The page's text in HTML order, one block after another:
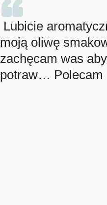
Lubicie
moją oliwę
zachęcam was
potraw… Polecam